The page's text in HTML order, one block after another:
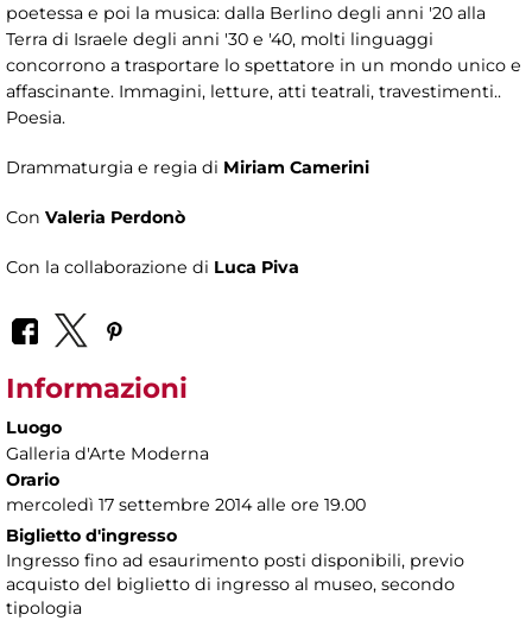
poetessa e poi la musica: dalla Berlino degli anni '20 alla
Terra di Israele degli anni '30 e '40, molti linguaggi
concorrono a trasportare lo spettatore in un mondo unico e
affascinante. Immagini, letture, atti teatrali, travestimenti..
Poesia.
Drammaturgia e regia di Miriam Camerini
Con Valeria Perdonò
Con la collaborazione di Luca Piva
Informazioni
Luogo
Galleria d'Arte Moderna
Orario
mercoledì 17 settembre 2014 alle ore 19.00
Biglietto d'ingresso
Ingresso fino ad esaurimento posti disponibili, previo
acquisto del biglietto di ingresso al museo, secondo
tipologia